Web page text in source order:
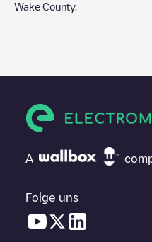
Wake County.
A
Folge uns